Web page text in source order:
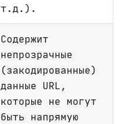
т.д.).
Содержит
непрозрачные
(закодированные)
данные URL,
которые не могут
быть напрямую